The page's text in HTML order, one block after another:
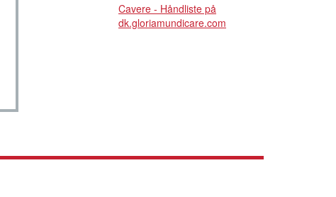
Cavere - Håndliste på
dk.gloriamundicare.com